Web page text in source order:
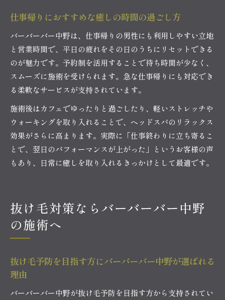
仕事帰りにおすすめな癒しの時間の過ごし方
バーバーバー中野は、仕事帰りの男性にも利用しやすい立地
と営業時間で、平日の疲れをその日のうちにリセットできる
のが魅力です。予約制を活用することで待ち時間が少なく、
スムーズに施術を受けられます。急な仕事帰りにも対応でき
る柔軟なサービスが支持されています。
施術後はカフェでゆったりと過ごしたり、軽いストレッチや
ウォーキングを取り入れることで、ヘッドスパのリラックス
効果がさらに高まります。実際に「仕事終わりに立ち寄るこ
とで、翌日のパフォーマンスが上がった」というお客様の声
もあり、日常に癒しを取り入れるきっかけとして最適です。
抜け毛対策ならバーバーバー中野
の施術へ
抜け毛予防を目指す方にバーバーバー中野が選ばれる
理由
バーバーバー中野が抜け毛予防を目指す方から支持されてい